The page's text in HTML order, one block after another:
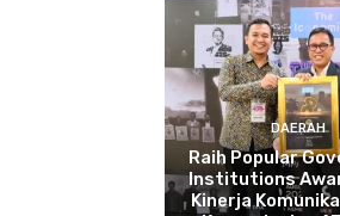
DAERAH
Raih Popular
Institutions
Kinerja